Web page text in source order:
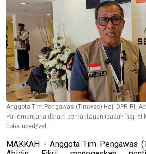
Anggota Tim Pengawas (Timwas) Haji DPR RI,
Parlementaria dalam pemantauan ibadah haji di
Foto: ubed/vel
MAKKAH - Anggota Tim Pengawas